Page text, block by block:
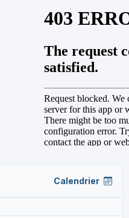
Calendrier